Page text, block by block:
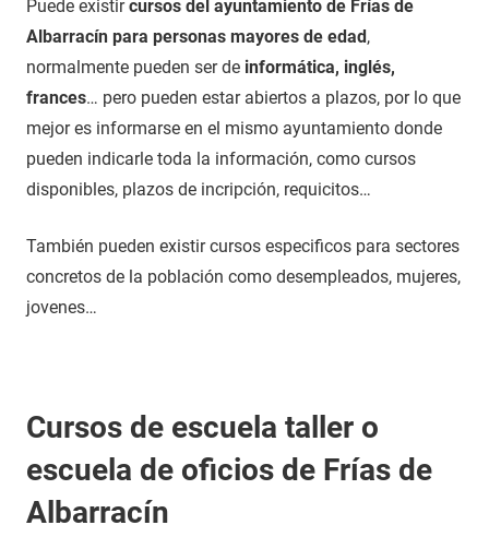
Puede existircursos del ayuntamiento de Frías de
Albarracín para personas mayores de edad,
normalmente pueden ser de informática, inglés,
frances… pero pueden estar abiertos a plazos, por lo que
mejor es informarse en el mismo ayuntamiento donde
pueden indicarle toda la información, como cursos
disponibles, plazos de incripción, requicitos…
También pueden existir cursos especificos para sectores
concretos de la población como desempleados, mujeres,
jovenes…
Cursos de escuela taller o
escuela de oficios de Frías de
Albarracín